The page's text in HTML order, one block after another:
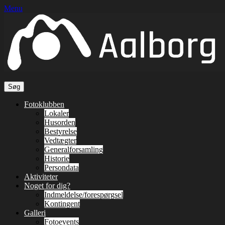
Menu
Søg
efter:
Primær
SpringFotoklubben
Lokaler
Husorden
Bestyrelse
Vedtægter
Generalforsamling
Historie
Persondata
Aktiviteter
Noget for dig?
Indmeldelse/forespørgsel
Kontingent
Galleri
Fotoevents